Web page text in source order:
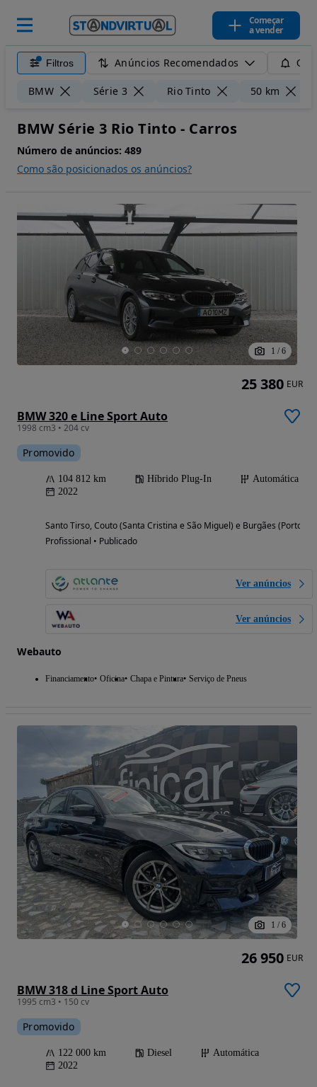
Começar
a vender
Filtros Anúncios Recomendados
BMW Série 3 Rio Tinto 50 km
BMW Série 3 Rio Tinto - Carros
Número de anúncios: 489
Como são posicionados os anúncios?
1 / 6
BMW 320 e Line Sport Auto
1998 cm3 • 204 cv
Promovido
104 812 km Híbrido Plug-In
Automática
2022
Santo Tirso, Couto (Santa Cristina e São Miguel) e Burgães (Porto)
Profissional • Publicado
Ver anúncios
Ver anúncios
Webauto
Financiamento Oficina Chapa e Pintura Serviço de Pneus
25 380 EUR
1 / 6
BMW 318 d Line Sport Auto
1995 cm3 • 150 cv
Promovido
122 000 km Diesel
Automática
2022
26 950 EUR